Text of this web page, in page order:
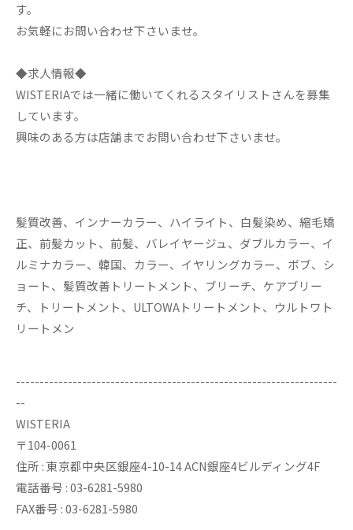
す。
お気軽にお問い合わせ下さいませ。
◆求人情報◆
WISTERIAでは一緒に働いてくれるスタイリストさんを募集
しています。
興味のある方は店舗までお問い合わせ下さいませ。
髪質改善、インナーカラー、ハイライト、白髪染め、縮毛矯
正、前髪カット、前髪、バレイヤージュ、ダブルカラー、イ
ルミナカラー、韓国、カラー、イヤリングカラー、ボブ、シ
ョート、髪質改善トリートメント、ブリーチ、ケアブリー
チ、トリートメント、ULTOWAトリートメント、ウルトワト
リートメン
--------------------------------------------------------------------
--
WISTERIA
〒104-0061
住所 : 東京都中央区銀座4-10-14 ACN銀座4ビルディング4F
電話番号 : 03-6281-5980
FAX番号 : 03-6281-5980